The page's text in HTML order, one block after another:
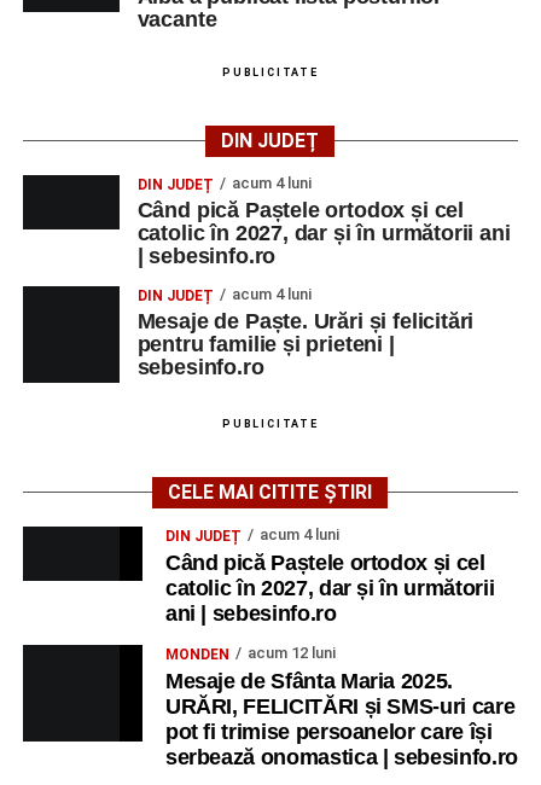
vacante
PUBLICITATE
DIN JUDEȚ
DIN JUDEȚ acum 4 luni
Când pică Paștele ortodox și cel
catolic în 2027, dar și în următorii ani
| sebesinfo.ro
DIN JUDEȚ acum 4 luni
Mesaje de Paște. Urări și felicitări
pentru familie și prieteni |
sebesinfo.ro
PUBLICITATE
CELE MAI CITITE ȘTIRI
DIN JUDEȚ acum 4 luni
Când pică Paștele ortodox și cel
catolic în 2027, dar și în următorii
ani | sebesinfo.ro
MONDEN acum 12 luni
Mesaje de Sfânta Maria 2025.
URĂRI, FELICITĂRI și SMS-uri care
pot fi trimise persoanelor care își
serbează onomastica | sebesinfo.ro